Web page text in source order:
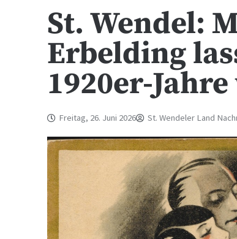
St. Wendel:
Erbelding
1920er-
Freitag, 26. Juni 2026 St. Wendeler Land